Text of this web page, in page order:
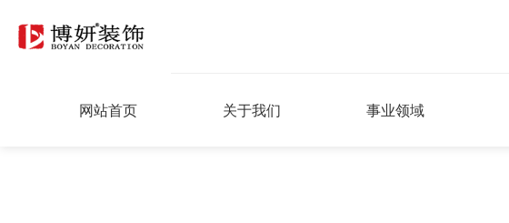
网站首页 关于我们 事业领域